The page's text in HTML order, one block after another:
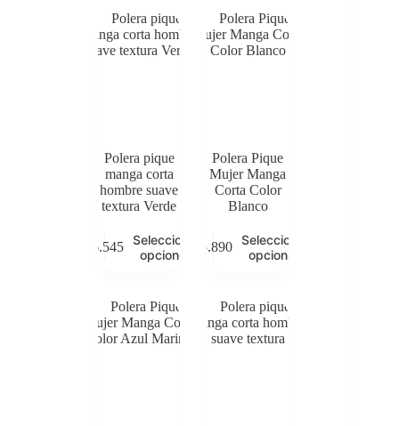
Polera pique
manga corta
hombre suave
textura Verde
6.545 Seleccionar
opciones
producto
variantes.
opciones
Polera Pique
Mujer Manga
Corta Color
Blanco
5.890 Seleccionar
opciones
producto
variantes.
opciones